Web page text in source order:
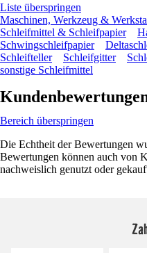
Liste überspringen
Maschinen, Werkzeug &
Schleifmittel & Schleifpapier
Schwingschleifpapier
Schleifteller
Schleifgitter
sonstige Schleifmittel
Bereich überspringen
Die Echtheit der Bewertungen
Bewertungen können auch von
nachweislich genutzt oder